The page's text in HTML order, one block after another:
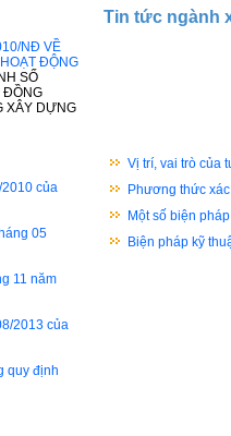
NĐ VỀ
ĐỘNG
SỐ
ĐỒNG
XÂY DỰNG
của
05
11 năm
2013 của
quy định
Tin tức ngành
Vị trí, vai trò của
Phương thức
Một số biện
Biện pháp kỹ